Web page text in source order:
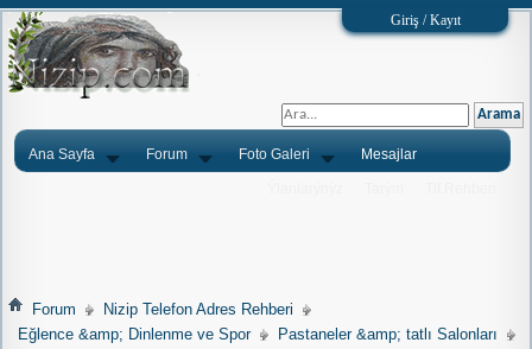
Giriş / Kayıt
Ana Sayfa Forum Foto Galeri Mesajlar
Forum
Nizip Telefon Adres Rehberi
Eğlence &amp; Dinlenme ve Spor
Pastaneler &amp; tatlı Salonları